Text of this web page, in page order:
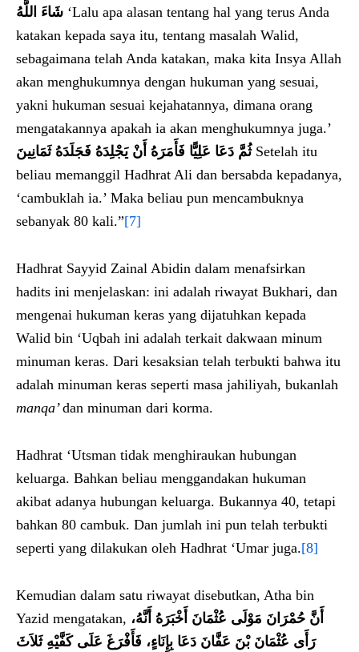
شَاءَ اللَّهُ ‘Lalu apa alasan tentang hal yang terus Anda
katakan kepada saya itu, tentang masalah Walid,
sebagaimana telah Anda katakan, maka kita Insya Allah
akan menghukumnya dengan hukuman yang sesuai,
yakni hukuman sesuai kejahatannya, dimana orang
mengatakannya apakah ia akan menghukumnya juga.’
ثُمَّ دَعَا عَلِيًّا فَأَمَرَهُ أَنْ يَجْلِدَهُ فَجَلَدَهُ ثَمَانِينَ‏Setelah itu
beliau memanggil Hadhrat Ali dan bersabda kepadanya,
‘cambuklah ia.’ Maka beliau pun mencambuknya
sebanyak 80 kali.”[7]
Hadhrat Sayyid Zainal Abidin dalam menafsirkan
hadits ini menjelaskan: ini adalah riwayat Bukhari, dan
mengenai hukuman keras yang dijatuhkan kepada
Walid bin ‘Uqbah ini adalah terkait dakwaan minum
minuman keras. Dari kesaksian telah terbukti bahwa itu
adalah minuman keras seperti masa jahiliyah, bukanlah
manqa’dan minuman dari korma.
Hadhrat ‘Utsman tidak menghiraukan hubungan
keluarga. Bahkan beliau menggandakan hukuman
akibat adanya hubungan keluarga. Bukannya 40, tetapi
bahkan 80 cambuk. Dan jumlah ini pun telah terbukti
seperti yang dilakukan oleh Hadhrat ‘Umar juga.[8]
Kemudian dalam satu riwayat disebutkan, Atha bin
Yazid mengatakan, أَنَّ حُمْرَانَ مَوْلَى عُثْمَانَ أَخْبَرَهُ أَنَّهُ،
رَأَى عُثْمَانَ بْنَ عَفَّانَ دَعَا بِإِنَاءٍ، فَأَفْرَغَ عَلَى كَفَّيْهِ ثَلاَثَ